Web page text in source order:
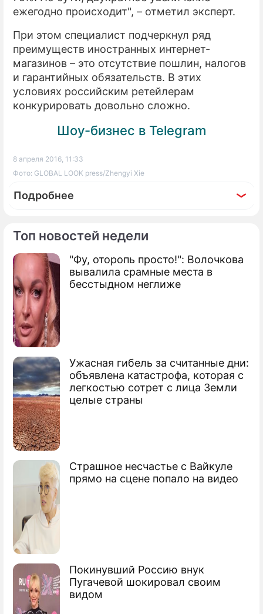
Топ новостей недели
"Фу, оторопь просто!": Волочкова
вывалила срамные места в
бесстыдном неглиже
Ужасная гибель за считанные дни:
объявлена катастрофа, которая с
легкостью сотрет с лица Земли
целые страны
Страшное несчастье с Вайкуле
прямо на сцене попало на видео
Покинувший Россию внук
Пугачевой шокировал своим
видом
ежегодно происходит", – отметил эксперт.
При этом специалист подчеркнул ряд
преимуществ иностранных интернет-
магазинов – это отсутствие пошлин, налогов
и гарантийных обязательств. В этих
условиях российским ретейлерам
конкурировать довольно сложно.
Шоу-бизнес в Telegram
8 апреля 2016, 11:33
Фото: GLOBAL LOOK press/Zhengyi Xie
Подробнее
По теме
Россияне активно скупают валюту
Россияне берут новые кредиты ради
старых
Россияне меняют еду на путешествия